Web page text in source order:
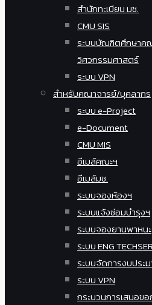
สำนักทะเบียน มช.
CMU SIS
ระบบบัณฑิตศึกษาค
วิศวกรรมศาสตร์
ระบบ VPN
สำหรับคณาจารย์/บุคลากร
ระบบ e-Project
e-Document
CMU MIS
อีเมล์คณะฯ
อีเมล์มช.
ระบบจองห้องฯ
ระบบแจ้งซ่อมบำรุงฯ
ระบบจองยานพาหนะ
ระบบ ENG
ระบบจัดการงบประ
ระบบ VPN
กระบวนการเสนอข